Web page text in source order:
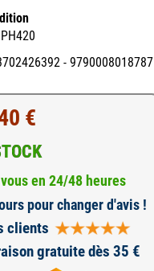
- 9790008018787
€
en 24/48 heures
pour changer d'avis !
clients
gratuite dès 35 €